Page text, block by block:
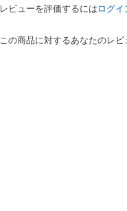
レビューを評価するには ログイ
この商品に対するあなたのレ